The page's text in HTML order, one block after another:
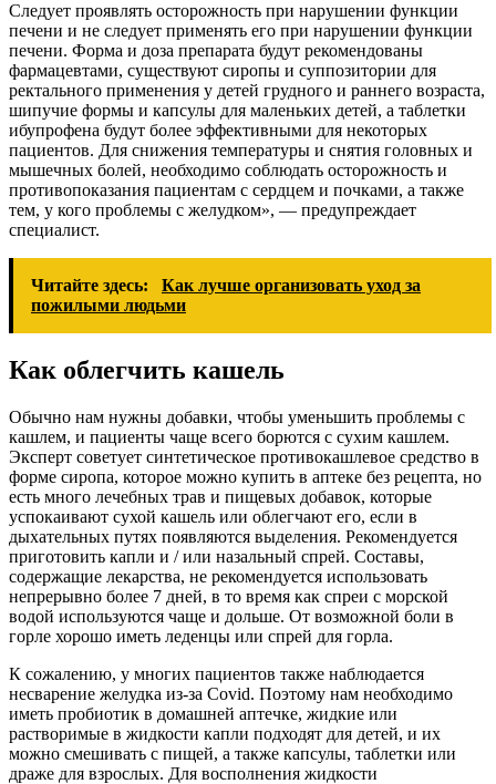
Следует проявлять осторожность при нарушении функции
печени и не следует применять его при нарушении функции
печени. Форма и доза препарата будут рекомендованы
фармацевтами, существуют сиропы и суппозитории для
ректального применения у детей грудного и раннего возраста,
шипучие формы и капсулы для маленьких детей, а таблетки
ибупрофена будут более эффективными для некоторых
пациентов. Для снижения температуры и снятия головных и
мышечных болей, необходимо соблюдать осторожность и
противопоказания пациентам с сердцем и почками, а также
тем, у кого проблемы с желудком», — предупреждает
специалист.
Читайте здесь:
Как лучше организовать уход за
пожилыми людьми
Как облегчить кашель
Обычно нам нужны добавки, чтобы уменьшить проблемы с
кашлем, и пациенты чаще всего борются с сухим кашлем.
Эксперт советует синтетическое противокашлевое средство в
форме сиропа, которое можно купить в аптеке без рецепта, но
есть много лечебных трав и пищевых добавок, которые
успокаивают сухой кашель или облегчают его, если в
дыхательных путях появляются выделения. Рекомендуется
приготовить капли и / или назальный спрей. Составы,
содержащие лекарства, не рекомендуется использовать
непрерывно более 7 дней, в то время как спреи с морской
водой используются чаще и дольше. От возможной боли в
горле хорошо иметь леденцы или спрей для горла.
К сожалению, у многих пациентов также наблюдается
несварение желудка из-за Covid. Поэтому нам необходимо
иметь пробиотик в домашней аптечке, жидкие или
растворимые в жидкости капли подходят для детей, и их
можно смешивать с пищей, а также капсулы, таблетки или
драже для взрослых. Для восполнения жидкости